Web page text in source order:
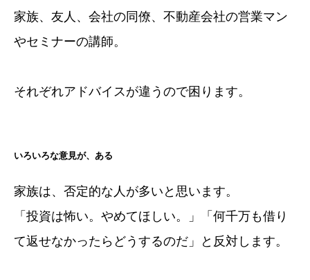
家族、友人、会社の同僚、不動産会社の営業マン
やセミナーの講師。
それぞれアドバイスが違うので困ります。
いろいろな意見が、ある
家族は、否定的な人が多いと思います。
「投資は怖い。やめてほしい。」「何千万も借り
て返せなかったらどうするのだ」と反対します。